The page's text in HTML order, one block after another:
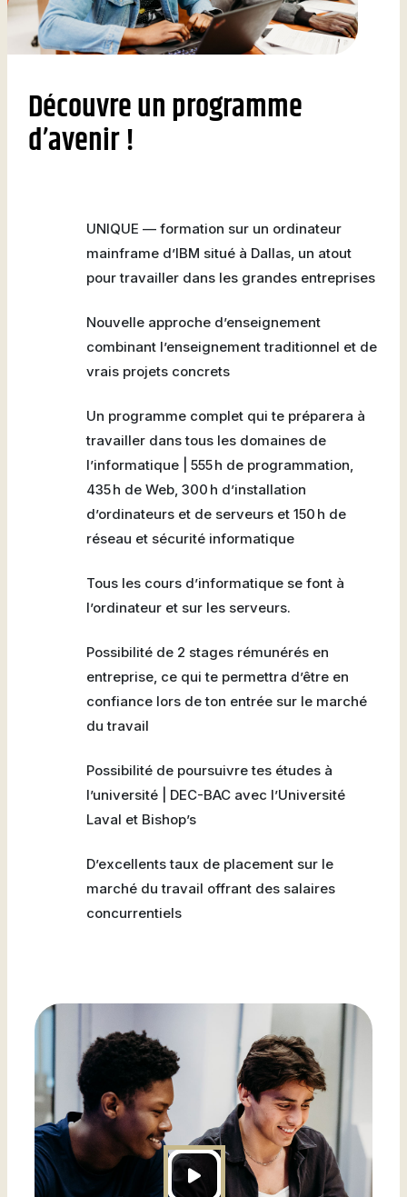
Découvre un programme
d’avenir !
UNIQUE — formation sur un ordinateur
mainframe d’IBM situé à Dallas, un atout
pour travailler dans les grandes entreprises
Nouvelle approche d’enseignement
combinant l’enseignement traditionnel et de
vrais projets concrets
Un programme complet qui te préparera à
travailler dans tous les domaines de
l’informatique | 555 h de programmation,
435 h de Web, 300 h d’installation
d’ordinateurs et de serveurs et 150 h de
réseau et sécurité informatique
Tous les cours d’informatique se font à
l’ordinateur et sur les serveurs.
Possibilité de 2 stages rémunérés en
entreprise, ce qui te permettra d’être en
confiance lors de ton entrée sur le marché
du travail
Possibilité de poursuivre tes études à
l’université | DEC-BAC avec l’Université
Laval et Bishop’s
D’excellents taux de placement sur le
marché du travail offrant des salaires
concurrentiels